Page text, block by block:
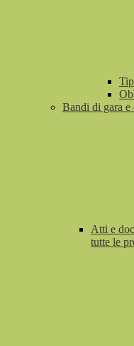
Bandi di gara e
Atti e
tutte le